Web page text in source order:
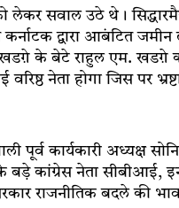
लेकर सवाल उठे थे।
द्वारा आबंटित
खडग़े के बेटे राहुल एम. खडग़े
नेता होगा जिस पर
पूर्व कार्यकारी अध्यक्ष
के बड़े कांग्रेस नेता
राजनीतिक बदले की